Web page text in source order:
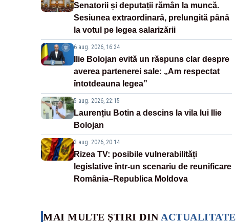
Senatorii și deputații rămân la muncă.
Sesiunea extraordinară, prelungită până
la votul pe legea salarizării
6 aug. 2026, 16:34
Ilie Bolojan evită un răspuns clar despre
averea partenerei sale: „Am respectat
întotdeauna legea”
5 aug. 2026, 22:15
Laurențiu Botin a descins la vila lui Ilie
Bolojan
3 aug. 2026, 20:14
Rizea TV: posibile vulnerabilități
legislative într-un scenariu de reunificare
România–Republica Moldova
MAI MULTE ȘTIRI DIN ACTUALITATE